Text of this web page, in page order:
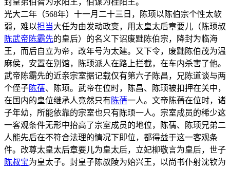
光大二年（568年）十一月二十三日，陈顼以陈伯宗个性太软
弱，难以担当大任为由发动政变，用太皇太后章要儿（陈顼叔
陈武帝 陈霸先的皇后）的名义下诏废黜陈伯宗，降封为临海
王，而后自立为帝，改年号为太建。又下令，废黜陈伯茂为温
麻侯，安置在别馆，陈顼派人在路上拦截，在车内杀害了他。
武帝陈霸先的近亲宗室据记载仅有第六子陈昌，兄陈道谈与两
个侄子陈蒨、陈顼。武帝在位时，陈昌、陈顼被扣押在关中，
在国内的皇位继承人竟然只有 陈蒨一人。文帝陈蒨在位时，诸
子年幼，所能依靠的宗室也只有陈顼一人。宗室成员的稀少这
一客观条件无形中抬高了宗室成员的地位，陈蒨、陈顼兄弟二
人能先后在不符合法理的情况下即位，都得益于这一客观条
件。改尊太皇太后章要儿为皇太后，立妃柳敬言为皇后，世子
陈叔宝为皇太子。封皇子陈叔陵为始兴王，以尚书仆射沈钦为